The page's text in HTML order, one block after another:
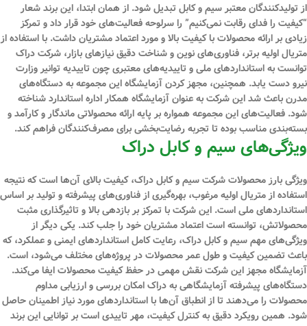
از تولیدکنندگان معتبر سیم و کابل تبدیل شود. از همان ابتدا، این برند شعار
“کیفیت را فدای رقابت نمی‌کنیم” را سرلوحه فعالیت‌های خود قرار داد و تمرکز
زیادی بر ارائه محصولات با کیفیت بالا و مورد اعتماد مشتریان داشت. با استفاده از
متریال اولیه برتر، فناوری‌های نوین و شناخت دقیق نیازهای بازار، شرکت دراک
توانست به استانداردهای ملی و تاییدیه‌های معتبری چون تاییدیه توانیر وزارت
نیرو دست یابد. همچنین، مجهز کردن آزمایشگاه این مجموعه به دستگاه‌های
مدرن باعث شد این شرکت به عنوان آزمایشگاه همکار اداره استاندارد شناخته
شود. فعالیت‌های این مجموعه همواره بر پایه ارائه محصولاتی ماندگار و کارآمد و
بسته‌بندی مناسب بوده تا تجربه رضایت‌بخشی برای مصرف‌کنندگان فراهم کند.
ویژگی‌های سیم و کابل دراک
ویژگی بارز محصولات شرکت سیم و کابل دراک، کیفیت بالای آن‌ها است که نتیجه
استفاده از متریال اولیه مرغوب، بهره‌گیری از فناوری‌های پیشرفته و تولید بر اساس
استانداردهای ملی است. این شرکت با تمرکز بر بازدهی بالا و تاثیرگذاری مثبت
محصولاتش، توانسته است اعتماد مشتریان خود را جلب کند. یکی دیگر از
ویژگی‌های مهم سیم و کابل دراک، رعایت کامل استانداردهای ایمنی و عملکرد، که
باعث تضمین کیفیت و طول عمر محصولات در پروژه‌های مختلف می‌شود، است.
آزمایشگاه مجهز این شرکت نقش مهمی در حفظ کیفیت محصولات ایفا می‌کند.
دستگاه‌های پیشرفته آزمایشگاهی به دراک امکان بررسی و ارزیابی مداوم
محصولات را می‌دهند تا از انطباق آن‌ها با استانداردهای مورد نیاز اطمینان حاصل
شود. همین رویکرد دقیق به کنترل کیفیت، مهر تاییدی است بر توانایی این برند